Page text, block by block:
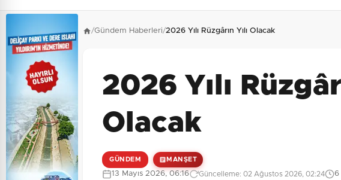
/Gündem Haberleri/2026 Yılı Rüzgârın Yılı Olacak
2026 Yılı
Olacak
GÜNDEM MANŞET
13 Mayıs 2026, 06:16 Güncelleme: 02 Ağustos 2026, 02:24 6